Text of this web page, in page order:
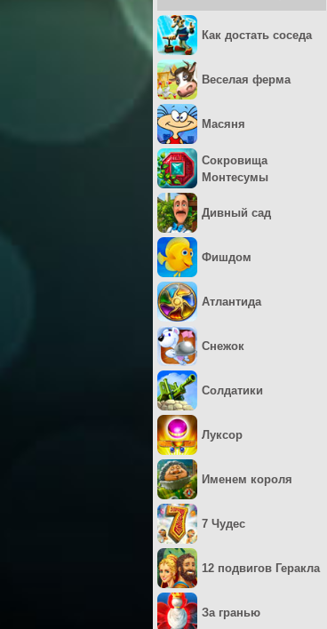
Как достать соседа
Веселая ферма
Масяня
Сокровища
Монтесумы
Дивный сад
Фишдом
Атлантида
Снежок
Солдатики
Луксор
Именем короля
7 Чудес
12 подвигов Геракла
За гранью